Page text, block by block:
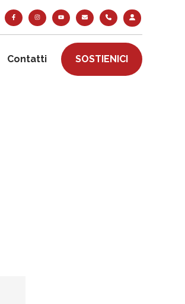
Contatti SOSTIENICI